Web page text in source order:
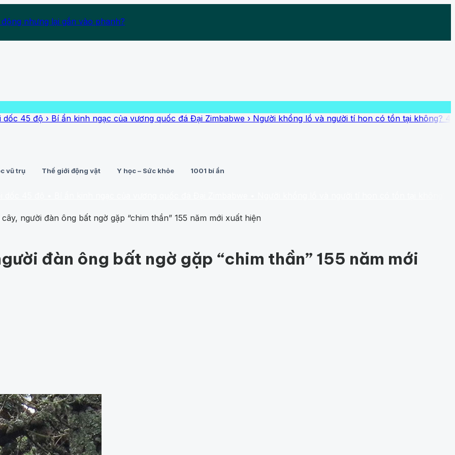
nhưng lại gắn vào phanh?
ẩn kinh ngạc của vương quốc đá Đại Zimbabwe›Người khổng lồ và người tí hon có tồn tại không? 4 dấu tích
vũ trụ Thế giới động vật Y học – Sức khỏe 1001 bí ẩn
người đàn ông bất ngờ gặp “chim thần” 155 năm mới xuất hiện
đàn ông bất ngờ gặp “chim thần” 155 năm mới